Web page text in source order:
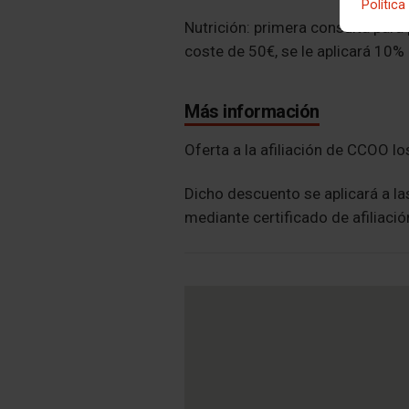
Nutrición: primera consulta
coste de 50€, se le aplicará
Más información
Oferta a la afiliación de CCOO
Dicho descuento se aplicará a
mediante certificado de